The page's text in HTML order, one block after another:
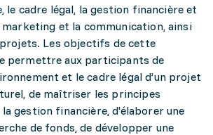
le cadre légal, la gestion financière et
et la communication, ainsi
Les objectifs de cette
permettre aux participants de
et le cadre légal d’un projet
de maîtriser les principes
gestion financière, d'élaborer une
de fonds, de développer une